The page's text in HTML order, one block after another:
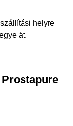
helyre
át.